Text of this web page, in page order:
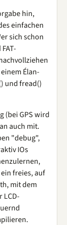
hin,
einfachen
sich schon
Élan-
und fread()
(bei GPS wird
auch mit.
"debug",
IOs
freies, auf
mit dem
LCD-